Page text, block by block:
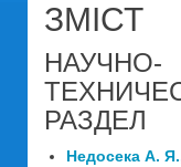
ЗМІСТ
НАУЧНО-
РАЗДЕЛ
Недосека А.